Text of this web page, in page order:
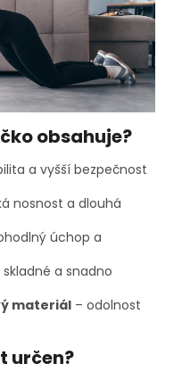
obsahuje?
a vyšší bezpečnost
nosnost a dlouhá
úchop a
skladné a snadno
materiál – odolnost
určen?